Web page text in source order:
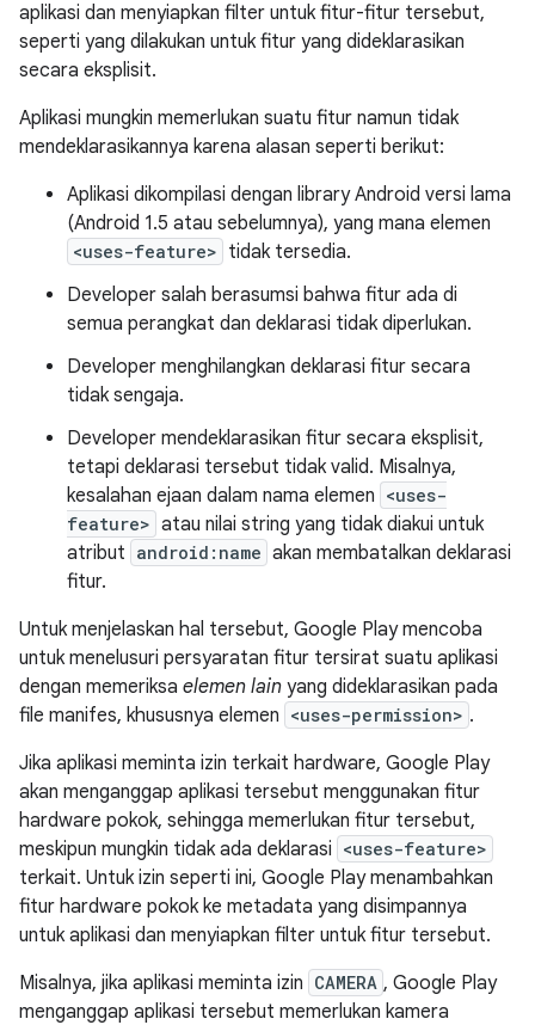
aplikasi dan menyiapkan filter untuk fitur-fitur tersebut,
seperti yang dilakukan untuk fitur yang dideklarasikan
secara eksplisit.
Aplikasi mungkin memerlukan suatu fitur namun tidak
mendeklarasikannya karena alasan seperti berikut:
Aplikasi dikompilasi dengan library Android versi lama
(Android 1.5 atau sebelumnya), yang mana elemen
<uses-feature> tidak tersedia.
Developer salah berasumsi bahwa fitur ada di
semua perangkat dan deklarasi tidak diperlukan.
Developer menghilangkan deklarasi fitur secara
tidak sengaja.
Developer mendeklarasikan fitur secara eksplisit,
tetapi deklarasi tersebut tidak valid. Misalnya,
kesalahan ejaan dalam nama elemen <uses-
feature> atau nilai string yang tidak diakui untuk
atribut android:name akan membatalkan deklarasi
fitur.
Untuk menjelaskan hal tersebut, Google Play mencoba
untuk menelusuri persyaratan fitur tersirat suatu aplikasi
dengan memeriksa elemen lain yang dideklarasikan pada
file manifes, khususnya elemen <uses-permission> .
Jika aplikasi meminta izin terkait hardware, Google Play
akan menganggap aplikasi tersebut menggunakan fitur
hardware pokok, sehingga memerlukan fitur tersebut,
meskipun mungkin tidak ada deklarasi <uses-feature>
terkait. Untuk izin seperti ini, Google Play menambahkan
fitur hardware pokok ke metadata yang disimpannya
untuk aplikasi dan menyiapkan filter untuk fitur tersebut.
Misalnya, jika aplikasi meminta izin CAMERA , Google Play
menganggap aplikasi tersebut memerlukan kamera